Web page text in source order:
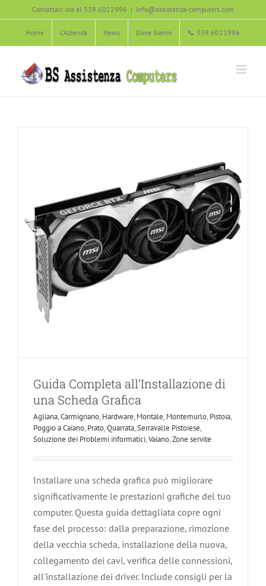
al
Contattaci ora al 339.6022996 | info@assistenza-computers.com
Home L’Azienda News Dove Siamo 📞 339.6022996
Scheda Grafica
Agliana Carmignano Hardware Montale
Montemurlo
Pistoia Poggio a Caiano Prato Quarrata Serravalle Pistoiese
Guida Completa all’Installazione di
una Scheda Grafica
Agliana,Carmignano, Hardware, Montale, Montemurlo, Pistoia,
Poggio a Caiano, Prato,Quarrata,Serravalle Pistoiese,
Soluzione dei Problemi informatici,Vaiano,Zone servite
Installare una scheda grafica può migliorare
significativamente le prestazioni grafiche del tuo
computer. Questa guida dettagliata copre ogni
fase del processo: dalla preparazione, rimozione
della vecchia scheda, installazione della nuova,
collegamento dei cavi, verifica delle connessioni,
all'installazione dei driver. Include consigli per la